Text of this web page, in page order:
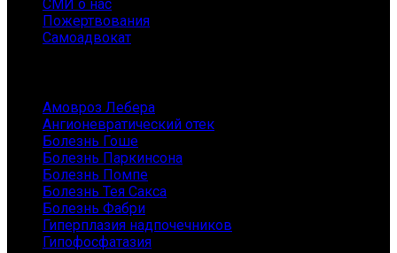
СМИ о нас
Пожертвования
Самоадвокат
Амовроз Лебера
Ангионевратический отек
Болезнь Гоше
Болезнь Паркинсона
Болезнь Помпе
Болезнь Тея Сакса
Болезнь Фабри
Гиперплазия надпочечников
Гипофосфатазия